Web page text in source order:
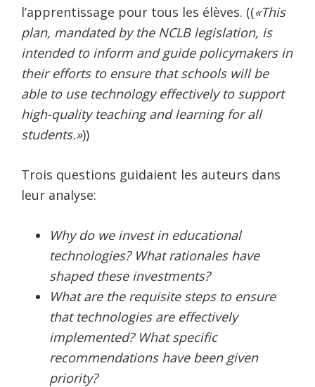
l’apprentissage pour tous les élèves. ((«This
plan, mandated by the NCLB legislation, is
intended to inform and guide policymakers in
their efforts to ensure that schools will be
able to use technology effectively to support
high-quality teaching and learning for all
students.»))
Trois questions guidaient les auteurs dans
leur analyse:
Why do we invest in educational
technologies? What rationales have
shaped these investments?
What are the requisite steps to ensure
that technologies are effectively
implemented? What specific
recommendations have been given
priority?